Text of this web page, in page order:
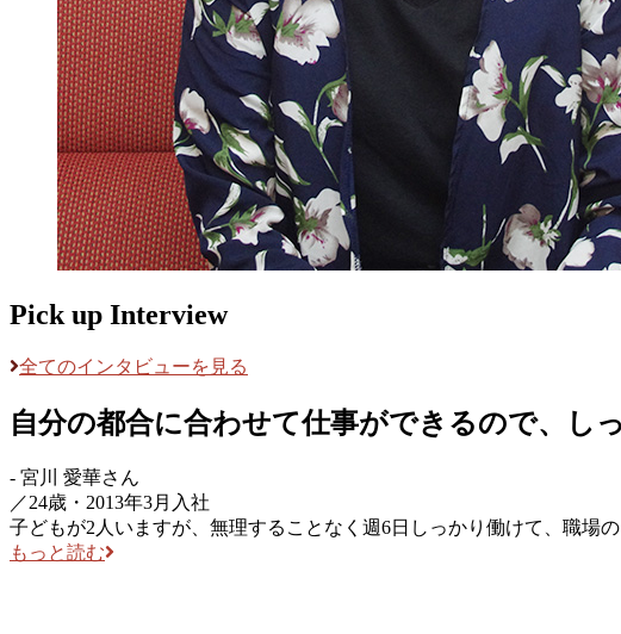
Pick up Interview
全てのインタビューを見る
自分の都合に合わせて仕事ができるので、し
- 宮川 愛華さん
／24歳・2013年3月入社
子どもが2人いますが、無理することなく週6日しっかり働けて、職場
もっと読む